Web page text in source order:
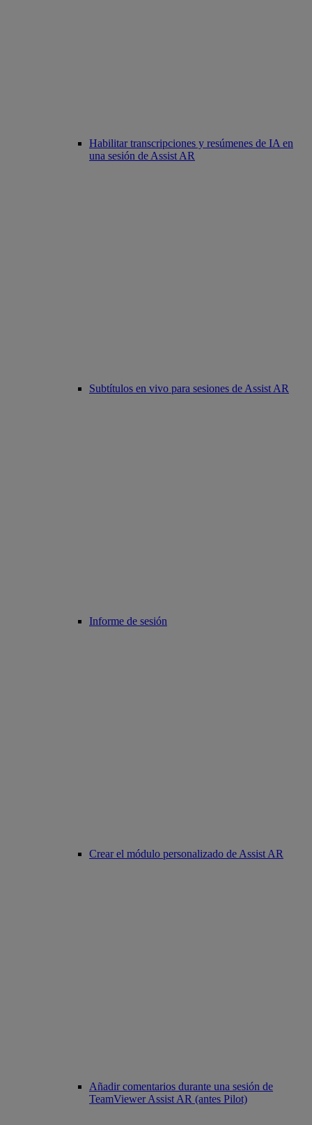
Habilitar transcripciones y resúmenes de IA en
una sesión de Assist AR
Subtítulos en vivo para sesiones de Assist AR
Informe de sesión
Crear el módulo personalizado de Assist AR
Añadir comentarios durante una sesión de
TeamViewer Assist AR (antes Pilot)